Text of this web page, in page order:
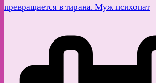
превращается в тирана. Муж психопат